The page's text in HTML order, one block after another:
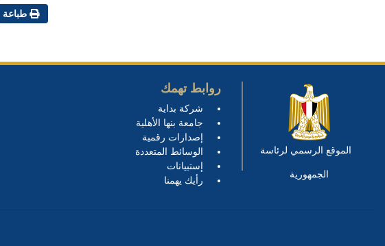
طباعة
الموقع الرسمي لرئاسة
الجمهورية
روابط تهمك
شركة بداية
جامعة بنها الأهلية
إصدارات رقمية
الوسائط المتعددة
إستبيانات
رأيك يهمنا